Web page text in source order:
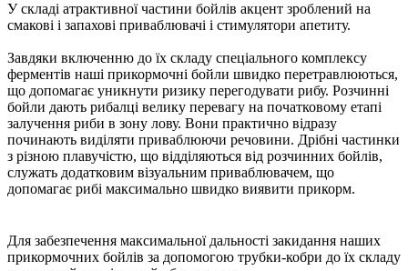
У складі атрактивної частини бойлiв акцент зроблений на
смакові і запахові приваблювачi і стимулятори апетиту.
Завдяки включенню до їх складу спеціального комплексу
ферментів наші прикормочні бойли швидко перетравлюються,
що допомагає уникнути ризику перегодувати рибу. Розчинні
бойли дають рибалці велику перевагу на початковому етапі
залучення риби в зону лову. Вони практично відразу
починають виділяти приваблюючи речовини. Дрібні частинки
з різною плавучістю, що відділяються від розчинних бойлiв,
служать додатковим візуальним приваблювачем, що
допомагає рибі максимально швидко виявити прикорм.
Для забезпечення максимальної дальності закидання наших
прикормочних бойлiв за допомогою трубки-кобри до їх складу